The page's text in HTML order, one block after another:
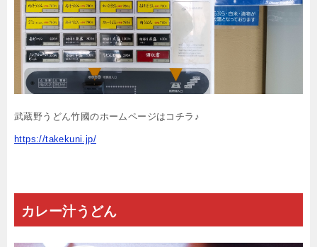
武蔵野うどん竹國のホームページはコチラ♪
https://takekuni.jp/
カレー汁うどん